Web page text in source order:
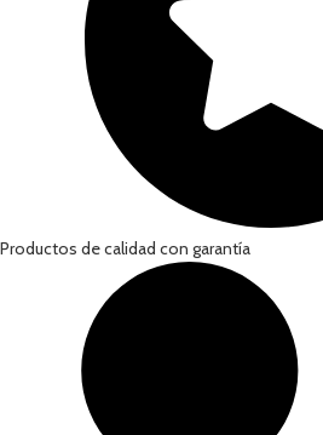
Productos de calidad con garantía